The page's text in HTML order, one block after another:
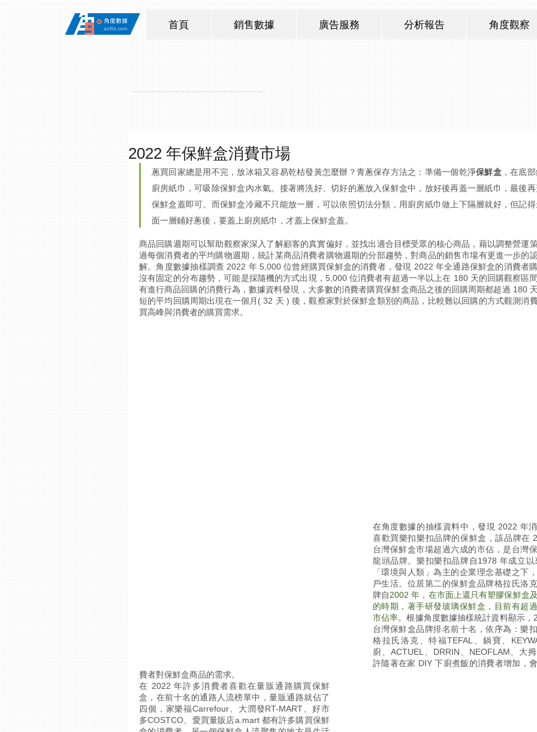
首頁 銷售數據 廣告服務 分析報告 角度觀察
2022 年保鮮盒消費市場
蔥買回家總是用不完，放冰箱又容易乾枯發黃怎麼辦？青蔥保存方法之：準備一個乾淨保鮮盒，在底
廚房紙巾，可吸除保鮮盒內水氣。接著將洗好、切好的蔥放入保鮮盒中，放好後再蓋一層紙巾，最後
保鮮盒蓋即可。而保鮮盒冷藏不只能放一層，可以依照切法分類，用廚房紙巾做上下隔層就好，但記
面一層鋪好蔥後，要蓋上廚房紙巾，才蓋上保鮮盒蓋。
商品回購週期可以幫助觀察家深入了解顧客的真實偏好，並找出適合目標受眾的核心商品，藉以調整營運
過每個消費者的平均購物週期，統計某商品消費者購物週期的分部趨勢，對商品的銷售市場有更進一步的
解。角度數據抽樣調查 2022 年 5,000 位曾經購買保鮮盒的消費者，發現 2022 年全通路保鮮盒的消費者
沒有固定的分布趨勢，可能是採隨機的方式出現，5,000 位消費者有超過一半以上在 180 天的回購觀察區
有進行商品回購的消費行為，數據資料發現，大多數的消費者購買保鮮盒商品之後的回購周期都超過 180
短的平均回購周期出現在一個月( 32 天 ) 後，觀察家對於保鮮盒類別的商品，比較難以回購的方式觀測消
買高峰與消費者的購買需求。
在角度數據的抽樣資料中，發現 2022 年
喜歡買樂扣樂扣品牌的保鮮盒，該品牌在
台灣保鮮盒市場超過六成的市佔，是台灣
龍頭品牌。 樂扣樂扣品牌自1978 年成立以
「環境與人類」為主的企業理念基礎之下
戶生活。位居第二的保鮮盒品牌格拉氏洛
牌自2002 年，在市面上還只有塑膠保鮮盒
的時期，著手研發玻璃保鮮盒，目前有超
市佔率。根據角度數據抽樣統計資料顯示，
台灣保鮮盒品牌排名前十名，依序為：樂
格拉氏洛克、特福TEFAL、鍋寶、
廚、ACTUEL、DRRIN、NEOFLAM、大
許隨著在家 DIY 下廚煮飯的消費者增加，
費者對保鮮盒商品的需求。
在 2022 年許多消費者喜歡在量販通路購買保鮮
盒，在前十名的通路人流榜單中，量販通路就佔了
四個，家樂福Carrefour、大潤發RT-MART、好市
多COSTCO、愛買量販店a.mart 都有許多購買保鮮